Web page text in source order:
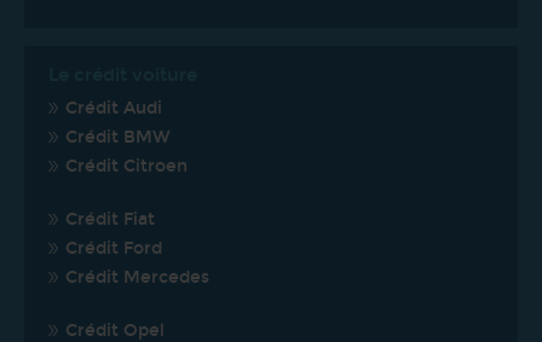
Crédit Audi
Crédit BMW
Crédit Citroen
Crédit Fiat
Crédit Ford
Crédit Mercedes
Crédit Opel